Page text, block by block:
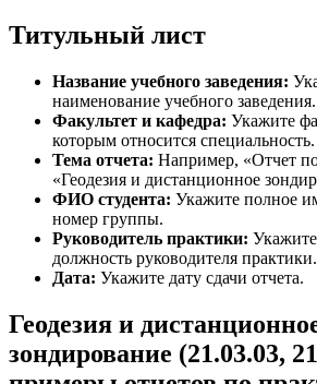
Титульный лист
Название учебного заведения:
наименование учебного заведения.
Факультет и кафедра: Укажите
которым относится специальность.
Тема отчета: Например, «Отчет
«Геодезия и дистанционное
ФИО студента: Укажите полное
номер группы.
Руководитель практики:
должность руководителя практики.
Дата: Укажите дату сдачи отчета.
Геодезия и
зондирование (21.03.03,